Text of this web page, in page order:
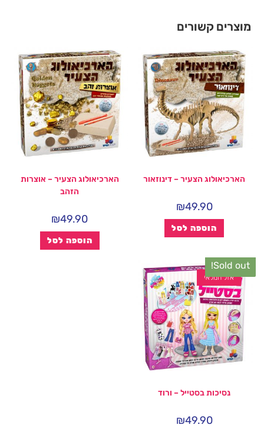
מוצרים קשורים
הארכיאולוג הצעיר – דינוזאור
₪49.90
הוספה לסל
הארכיאולוג הצעיר – אוצרות
הזהב
₪49.90
הוספה לסל
Sold out!
אזל המלאי
נסיכות בסטייל – ורוד
₪49.90